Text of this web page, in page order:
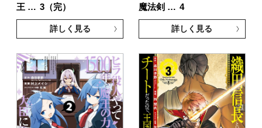
王 … 3（完）
詳しく見る
魔法剣 … 4
詳しく見る